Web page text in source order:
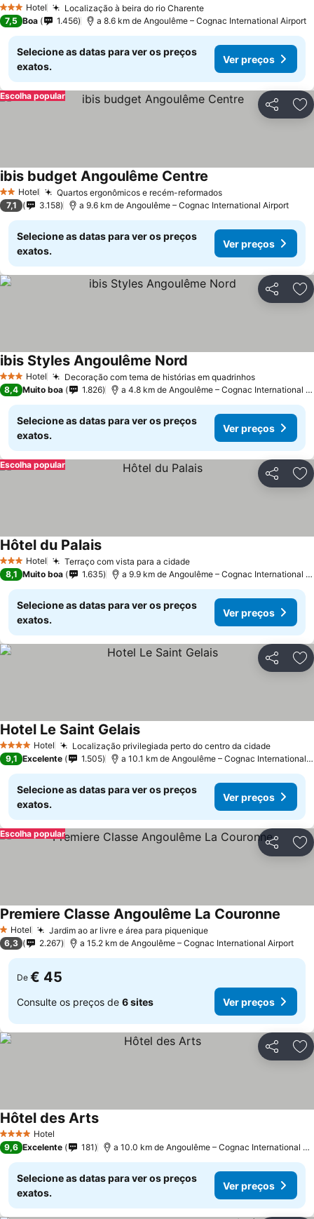
3 EstrelasHotel
Localização à beira do rio Charente
7,5 Boa 1.456 a 8.6 km de Angoulême – Cognac International Airport
Selecione as datas para ver os preços
exatos.
Ver preços
Partilhar
Escolha popular
2 Estrelas
Hotel Quartos ergonômicos e recém-reformados
ibis budget Angoulême Centre
7,1 3.158 a 9.6 km de Angoulême – Cognac International Airport
Selecione as datas para ver os preços
exatos.
Ver preços
Partilhar
3 EstrelasHotel Decoração com tema de histórias em quadrinhos
ibis Styles Angoulême Nord
8,4 Muito boa 1.826 a 4.8 km de Angoulême – Cognac International Airport
Selecione as datas para ver os preços
exatos.
Ver preços
Partilhar
Escolha popular
3 EstrelasHotel Terraço com vista para a cidade
Hôtel du Palais
8,1 Muito boa 1.635 a 9.9 km de Angoulême – Cognac International Airport
Selecione as datas para ver os preços
exatos.
Ver preços
Partilhar
4 EstrelasHotel Localização privilegiada perto do centro da cidade
Hotel Le Saint Gelais
9,1 Excelente 1.505 a 10.1 km de Angoulême – Cognac International Airport
Selecione as datas para ver os preços
exatos.
Ver preços
Partilhar
Escolha popular
1 Estrelas
Hotel Jardim ao ar livre e área para piquenique
Premiere Classe Angoulême La Couronne
6,3 2.267 a 15.2 km de Angoulême – Cognac International Airport
De € 45
Consulte os preços de 6 sites Ver preços
Partilhar
4 EstrelasHotel
Hôtel des Arts
9,6 Excelente 181 a 10.0 km de Angoulême – Cognac International Airport
Selecione as datas para ver os preços
exatos.
Ver preços